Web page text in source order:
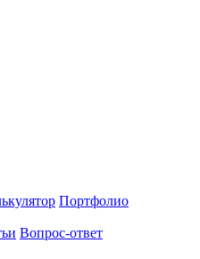
Портфолио
Вопрос-ответ